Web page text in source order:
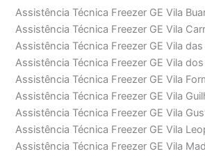
Assistência Técnica Freezer GE Vila
Assistência Técnica Freezer GE Vila
Assistência Técnica Freezer GE Vila das
Assistência Técnica Freezer GE Vila
Assistência Técnica Freezer GE Vila
Assistência Técnica Freezer GE Vila
Assistência Técnica Freezer GE Vila
Assistência Técnica Freezer GE Vila
Assistência Técnica Freezer GE Vila